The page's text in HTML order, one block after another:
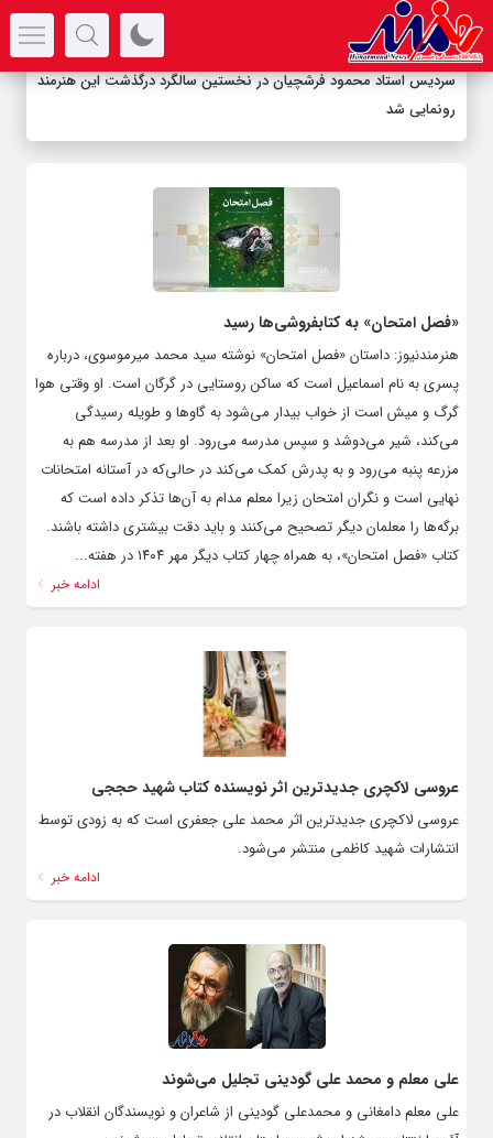
سردیس استاد محمود فرشچیان در نخستین سالگرد درگذشت این هنرمند
رونمایی شد
«فصل امتحان» به کتابفروشی‌ها رسید
هنرمندنیوز: داستان «فصل امتحان» نوشته سید محمد میرموسوی، درباره
پسری به نام اسماعیل است که ساکن روستایی در گرگان است. او وقتی هوا
گرگ و میش است از خواب بیدار می‌شود به گاوها و طویله رسیدگی
می‌کند، شیر می‌دوشد و سپس مدرسه می‌رود. او بعد از مدرسه هم به
مزرعه پنبه می‌رود و به پدرش کمک می‌کند در حالی‌که در آستانه امتحانات
نهایی است و نگران امتحان زیرا معلم مدام به آن‌ها تذکر داده است که
برگه‌ها را معلمان دیگر تصحیح می‌کنند و باید دقت بیشتری داشته باشند.
کتاب «فصل امتحان»، به همراه چهار کتاب دیگر مهر ۱۴۰۴ در هفته...
ادامه خبر
عروسی لاکچری جدیدترین اثر نویسنده کتاب شهید حججی
عروسی لاکچری جدیدترین اثر محمد علی جعفری است که به زودی توسط
انتشارات شهید کاظمی منتشر می‌شود.
ادامه خبر
علی معلم و محمد علی گودینی تجلیل می‌شوند
علی معلم دامغانی و محمدعلی گودینی از شاعران و نویسندگان انقلاب در